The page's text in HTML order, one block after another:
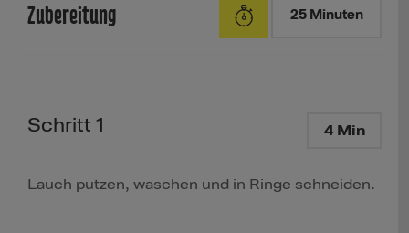
Zubereitung 25 Minuten
Schritt 1 4 Min
Lauch putzen, waschen und in Ringe schneiden.